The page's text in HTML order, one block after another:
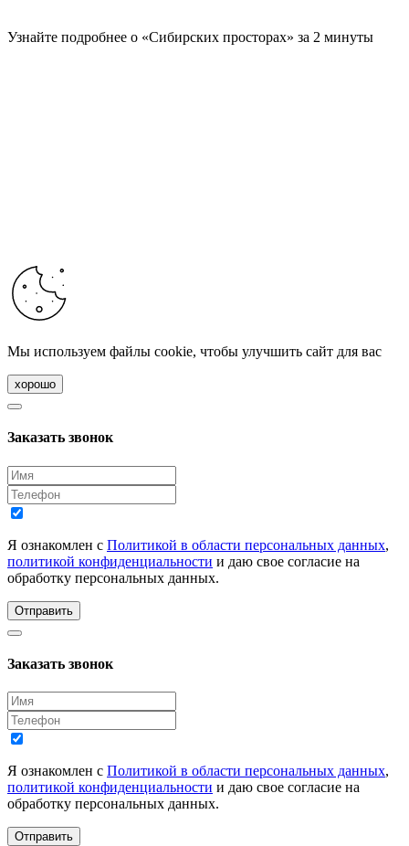
Узнайте подробнее о «Сибирских просторах» за 2 минуты
Мы используем файлы cookie, чтобы улучшить сайт для вас
хорошо
Заказать звонок
Я ознакомлен с Политикой в области персональных данных,
политикой конфиденциальности и даю свое согласие на
обработку персональных данных.
Отправить
Заказать звонок
Я ознакомлен с Политикой в области персональных данных,
политикой конфиденциальности и даю свое согласие на
обработку персональных данных.
Отправить